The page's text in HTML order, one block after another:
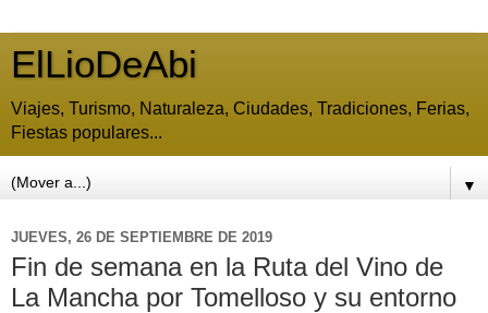
ElLioDeAbi
Viajes, Turismo, Naturaleza, Ciudades, Tradiciones, Ferias,
Fiestas populares...
▼
JUEVES, 26 DE SEPTIEMBRE DE 2019
Fin de semana en la Ruta del Vino de
La Mancha por Tomelloso y su entorno